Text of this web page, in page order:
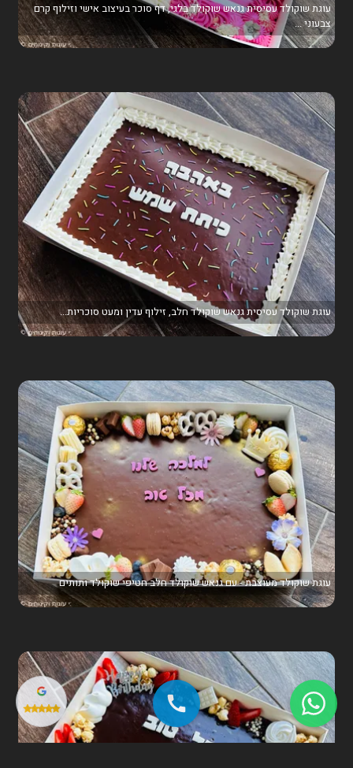
עוגת שוקולד עסיסית גנאש שוקולד בלגי, דף סוכר בעיצוב אישי וזילוף קרם
צבעוני ...
עוגת שוקולד עסיסית גנאש שוקולד חלב, זילוף עדין ומעט סוכריות...
עוגת שוקולד מעוצבת - עם גנאש שוקולד חלב חטיפי שוקולד ותותים